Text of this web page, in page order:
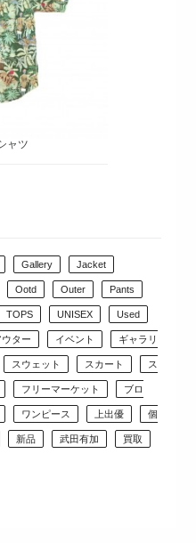
ャツ
Gallery Jacket
Ootd Outer Pants
TOPS UNISEX Used
ウター イベント ギャラリ
スウェット スカート ス
フリーマーケット ブロ
ワンピース 上出優 個
新品 武田有加 買取